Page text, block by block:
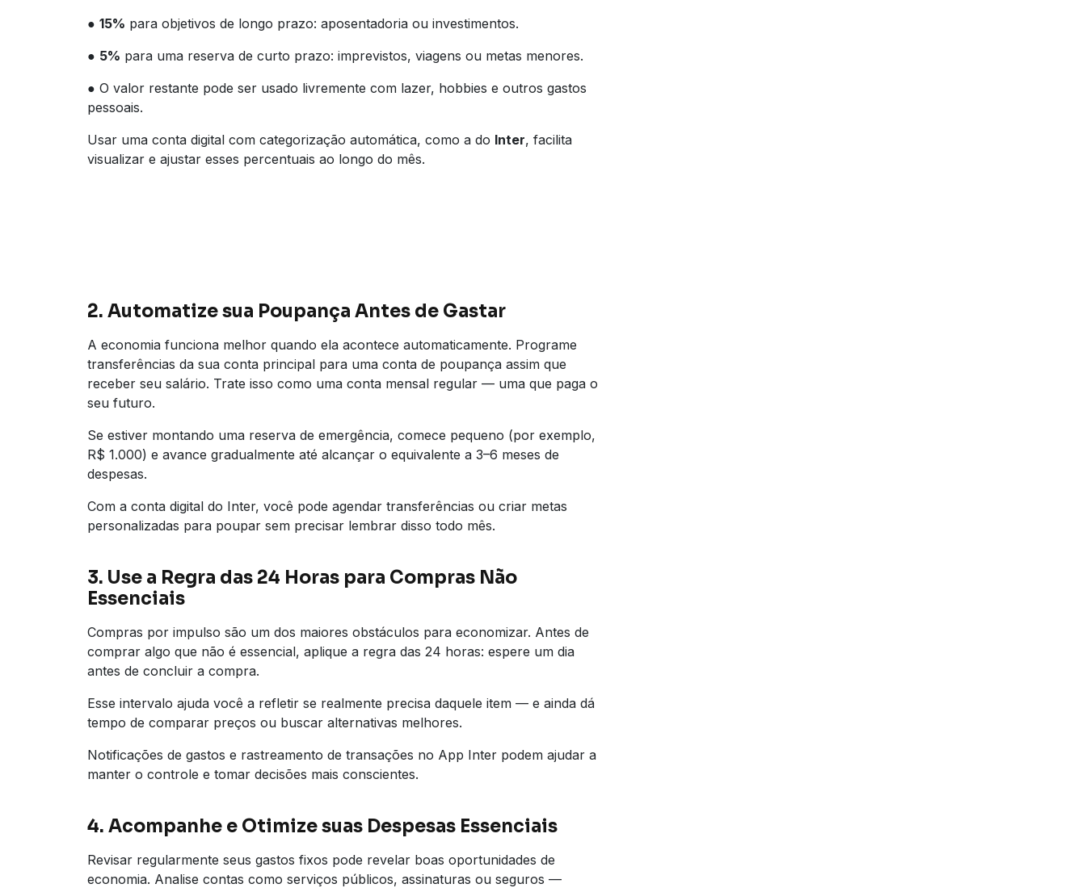
● 15% para objetivos de longo prazo: aposentadoria ou investimentos.
● 5% para uma reserva de curto prazo: imprevistos, viagens ou metas menores.
● O valor restante pode ser usado livremente com lazer, hobbies e outros gastos
pessoais.
Usar uma conta digital com categorização automática, como a do Inter, facilita
visualizar e ajustar esses percentuais ao longo do mês.
2. Automatize sua Poupança Antes de Gastar
A economia funciona melhor quando ela acontece automaticamente. Programe
transferências da sua conta principal para uma conta de poupança assim que
receber seu salário. Trate isso como uma conta mensal regular — uma que paga o
seu futuro.
Se estiver montando uma reserva de emergência, comece pequeno (por exemplo,
R$ 1.000) e avance gradualmente até alcançar o equivalente a 3–6 meses de
despesas.
Com a conta digital do Inter, você pode agendar transferências ou criar metas
personalizadas para poupar sem precisar lembrar disso todo mês.
3. Use a Regra das 24 Horas para Compras Não
Essenciais
Compras por impulso são um dos maiores obstáculos para economizar. Antes de
comprar algo que não é essencial, aplique a regra das 24 horas: espere um dia
antes de concluir a compra.
Esse intervalo ajuda você a refletir se realmente precisa daquele item — e ainda dá
tempo de comparar preços ou buscar alternativas melhores.
Notificações de gastos e rastreamento de transações no App Inter podem ajudar a
manter o controle e tomar decisões mais conscientes.
4. Acompanhe e Otimize suas Despesas Essenciais
Revisar regularmente seus gastos fixos pode revelar boas oportunidades de
economia. Analise contas como serviços públicos, assinaturas ou seguros —